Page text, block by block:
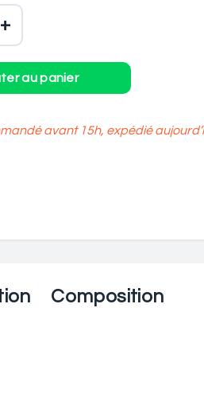
+
avant 15h, expédié
Composition